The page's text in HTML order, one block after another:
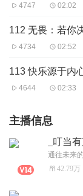
4747 02:02
112 无畏：若你
4734 02:52
113 快乐源于内
4644 02:33
主播信息
_叮当有
通往未来
42.79万